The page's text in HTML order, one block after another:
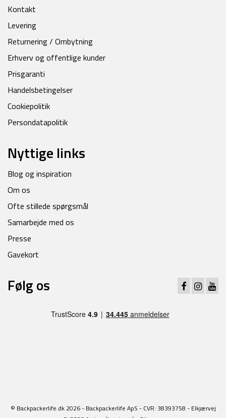
Kontakt
Levering
Returnering / Ombytning
Erhverv og offentlige kunder
Prisgaranti
Handelsbetingelser
Cookiepolitik
Persondatapolitik
Nyttige links
Blog og inspiration
Om os
Ofte stillede spørgsmål
Samarbejde med os
Presse
Gavekort
Følg os
© Backpackerlife.dk 2026 - Backpackerlife ApS - CVR: 38393758 - Elkjærvej